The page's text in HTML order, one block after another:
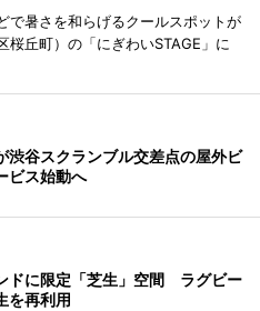
で暑さを和らげるクールスポットが
桜丘町）の「にぎわいSTAGE」に
渋谷スクランブル交差点の屋外ビ
ビス始動へ
ドに限定「芝生」空間 ラグビー
を再利用